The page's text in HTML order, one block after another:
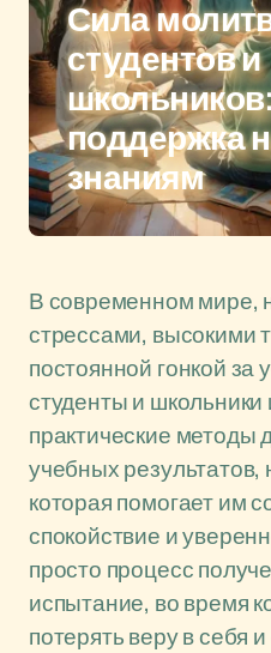
Сила
студентов и
поддержка
знаниям
В современном мире,
стрессами, высокими
постоянной гонкой за
студенты и школьники
практические методы
учебных результатов,
которая помогает им
спокойствие и
просто процесс
испытание, во время
потерять веру в себя